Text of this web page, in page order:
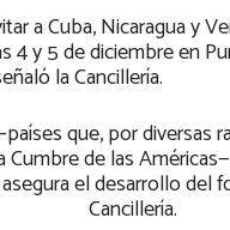
a Cuba, Nicaragua y
y 5 de diciembre en
la Cancillería.
que, por
de las
el desarrollo del
Cancillería.